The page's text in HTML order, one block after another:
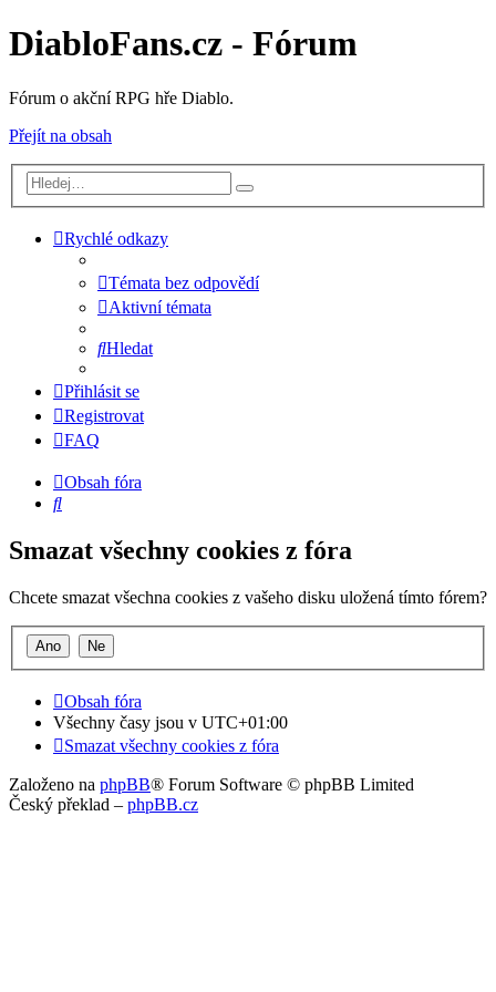
DiabloFans.cz - Fórum
Fórum o akční RPG hře Diablo.
Přejít na obsah
Rychlé odkazy
Témata bez odpovědí
Aktivní témata
Hledat
Přihlásit se
Registrovat
FAQ
Obsah fóra
Hledat
Smazat všechny cookies z fóra
Chcete smazat všechna cookies z vašeho disku uložená tímto fórem?
Obsah fóra
Všechny časy jsou v UTC+01:00
Smazat všechny cookies z fóra
Založeno na phpBB® Forum Software © phpBB Limited
Český překlad – phpBB.cz